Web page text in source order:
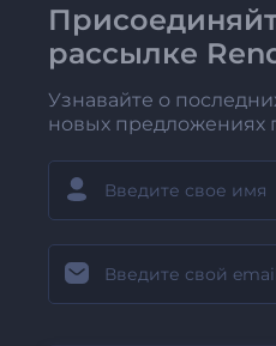
рассылке
Узнавайте о
новых предложениях